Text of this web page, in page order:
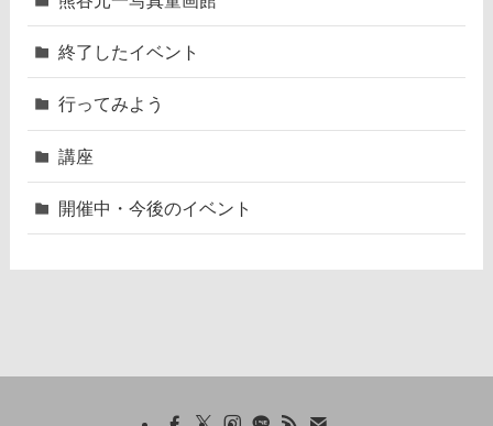
終了したイベント
行ってみよう
講座
開催中・今後のイベント